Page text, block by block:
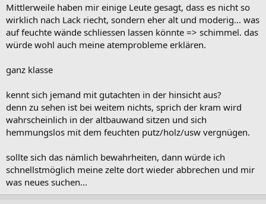
Mittlerweile haben mir einige Leute gesagt, dass es nicht so
wirklich nach Lack riecht, sondern eher alt und moderig... was
auf feuchte wände schliessen lassen könnte => schimmel. das
würde wohl auch meine atemprobleme erklären.
ganz klasse
kennt sich jemand mit gutachten in der hinsicht aus?
denn zu sehen ist bei weitem nichts, sprich der kram wird
wahrscheinlich in der altbauwand sitzen und sich
hemmungslos mit dem feuchten putz/holz/usw vergnügen.
sollte sich das nämlich bewahrheiten, dann würde ich
schnellstmöglich meine zelte dort wieder abbrechen und mir
was neues suchen...